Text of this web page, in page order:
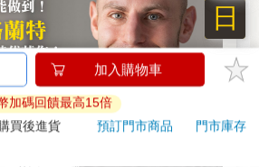
加入購物車
加碼回饋最高15倍
買後進貨 預訂門市商品
門市庫存
日